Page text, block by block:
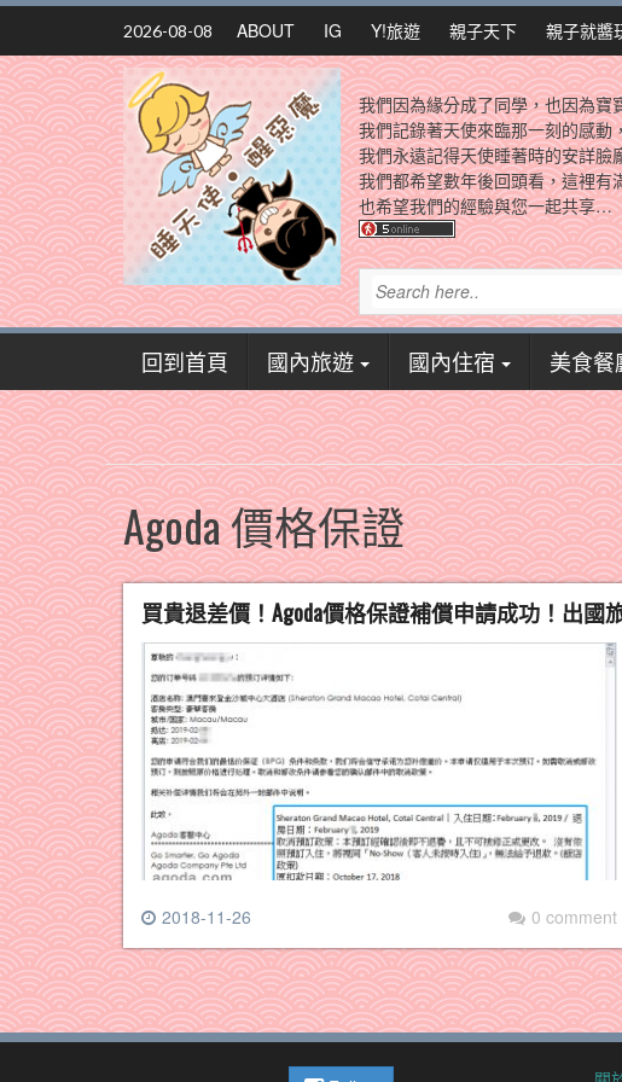
Skip
content
2026-08-08 ABOUT IG Y!旅遊 親子天下 親子就醬
我們因為緣分成了同學，也因為寶
我們記錄著天使來臨那一刻的感
我們永遠記得天使睡著時的安詳臉
我們都希望數年後回頭看，這裡有
也希望我們的經驗與您一起共享…
回到首頁 國內旅遊 國內住宿 美食餐
Agoda 價格保證
買貴退差價！Agoda價格保證補償申請成功！出國
2018-11-26 0 comment